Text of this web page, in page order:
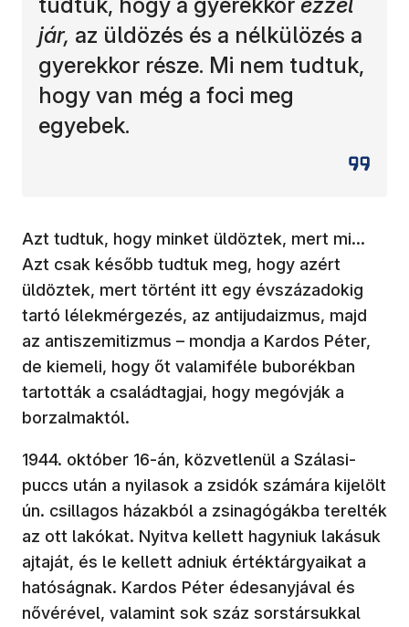
jár, az üldözés és a nélkülözés a
gyerekkor része. Mi nem tudtuk,
hogy van még a foci meg
egyebek.
Azt tudtuk, hogy minket üldöztek, mert mi…
Azt csak később tudtuk meg, hogy azért
üldöztek, mert történt itt egy évszázadokig
tartó lélekmérgezés, az antijudaizmus, majd
az antiszemitizmus – mondja a Kardos Péter,
de kiemeli, hogy őt valamiféle buborékban
tartották a családtagjai, hogy megóvják a
borzalmaktól.
1944. október 16-án, közvetlenül a Szálasi-
puccs után a nyilasok a zsidók számára kijelölt
ún. csillagos házakból a zsinagógákba terelték
az ott lakókat. Nyitva kellett hagyniuk lakásuk
ajtaját, és le kellett adniuk értéktárgyaikat a
hatóságnak. Kardos Péter édesanyjával és
nővérével, valamint sok száz sorstársukkal